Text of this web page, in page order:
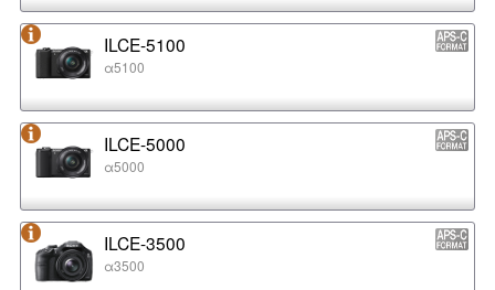
ILCE-5100
α5100
ILCE-5000
α5000
ILCE-3500
α3500